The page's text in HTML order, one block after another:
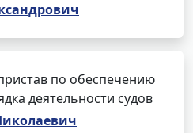
по обеспечению
деятельности судов